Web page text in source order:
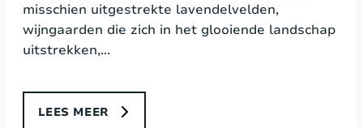
misschien uitgestrekte lavendelvelden,
wijngaarden die zich in het glooiende landschap
uitstrekken,...
LEES MEER